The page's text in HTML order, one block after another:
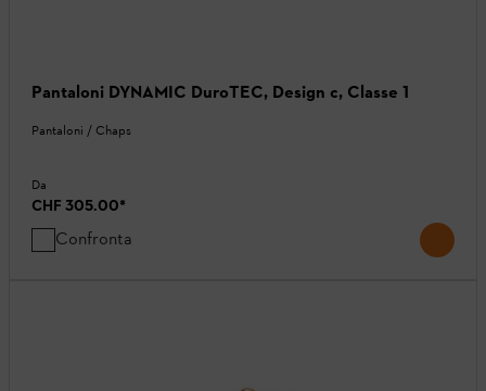
Pantaloni DYNAMIC DuroTEC, Design c, Classe 1
Pantaloni / Chaps
Da
CHF 305.00*
Confronta